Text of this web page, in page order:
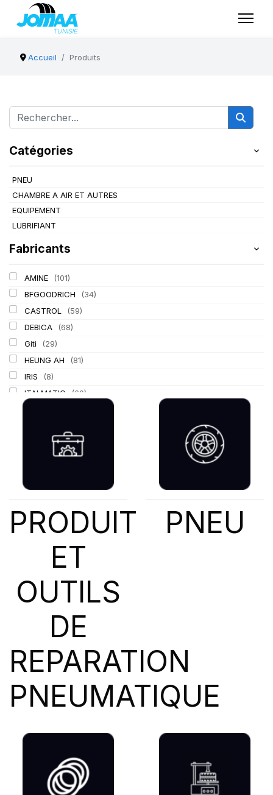
Accueil Produits
Catégories
PNEU
CHAMBRE A AIR ET AUTRES
EQUIPEMENT
LUBRIFIANT
Fabricants
AMINE
(101)
BFGOODRICH
(34)
CASTROL
(59)
DEBICA
(68)
Giti
(29)
HEUNG AH
(81)
IRIS
(8)
ITALMATIC
(60)
LING LONG (152)
MICHELIN (345)
Mondolfo ferro (31)
PROMETEON
(18)
(23)
STICA
PRODUIT
ET
OUTILS
DE
REPARATION
PNEUMATIQUE
PNEU